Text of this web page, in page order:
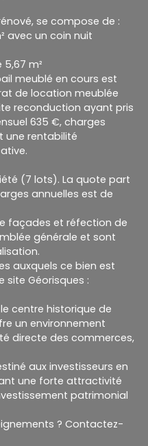
se compose de :
avec un coin nuit
5,67 m²
meublé en cours est
de location meublée
reconduction ayant pris
635 €, charges
une rentabilité
(7 lots). La quote part
annuelles est de
façades et réfection de
générale et sont
auxquels ce bien est
site Géorisques :
centre historique de
un environnement
directe des commerces,
aux investisseurs en
une forte attractivité
patrimonial
? Contactez-